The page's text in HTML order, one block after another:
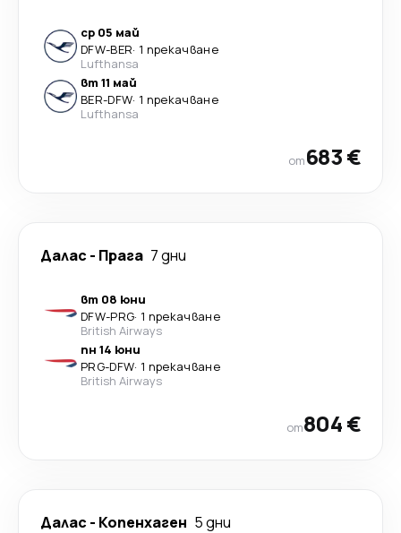
ср 05 май
DFW-BER· 1 прекачване
Lufthansa
вт 11 май
BER-DFW· 1 прекачване
Lufthansa
от683 €
Далас - Прага 7 дни
вт 08 юни
DFW-PRG· 1 прекачване
British Airways
пн 14 юни
PRG-DFW· 1 прекачване
British Airways
от804 €
Далас - Копенхаген 5 дни